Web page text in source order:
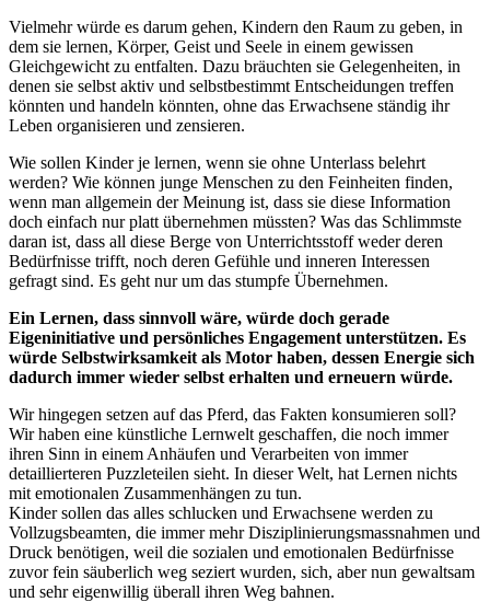
Vielmehr würde es darum gehen, Kindern den Raum zu geben, in
dem sie lernen, Körper, Geist und Seele in einem gewissen
Gleichgewicht zu entfalten. Dazu bräuchten sie Gelegenheiten, in
denen sie selbst aktiv und selbstbestimmt Entscheidungen treffen
könnten und handeln könnten, ohne das Erwachsene ständig ihr
Leben organisieren und zensieren.
Wie sollen Kinder je lernen, wenn sie ohne Unterlass belehrt
werden? Wie können junge Menschen zu den Feinheiten finden,
wenn man allgemein der Meinung ist, dass sie diese Information
doch einfach nur platt übernehmen müssten? Was das Schlimmste
daran ist, dass all diese Berge von Unterrichtsstoff weder deren
Bedürfnisse trifft, noch deren Gefühle und inneren Interessen
gefragt sind. Es geht nur um das stumpfe Übernehmen.
Ein Lernen, dass sinnvoll wäre, würde doch gerade
Eigeninitiative und persönliches Engagement unterstützen. Es
würde Selbstwirksamkeit als Motor haben, dessen Energie sich
dadurch immer wieder selbst erhalten und erneuern würde.
Wir hingegen setzen auf das Pferd, das Fakten konsumieren soll?
Wir haben eine künstliche Lernwelt geschaffen, die noch immer
ihren Sinn in einem Anhäufen und Verarbeiten von immer
detaillierteren Puzzleteilen sieht. In dieser Welt, hat Lernen nichts
mit emotionalen Zusammenhängen zu tun.
Kinder sollen das alles schlucken und Erwachsene werden zu
Vollzugsbeamten, die immer mehr Disziplinierungsmassnahmen und
Druck benötigen, weil die sozialen und emotionalen Bedürfnisse
zuvor fein säuberlich weg seziert wurden, sich, aber nun gewaltsam
und sehr eigenwillig überall ihren Weg bahnen.